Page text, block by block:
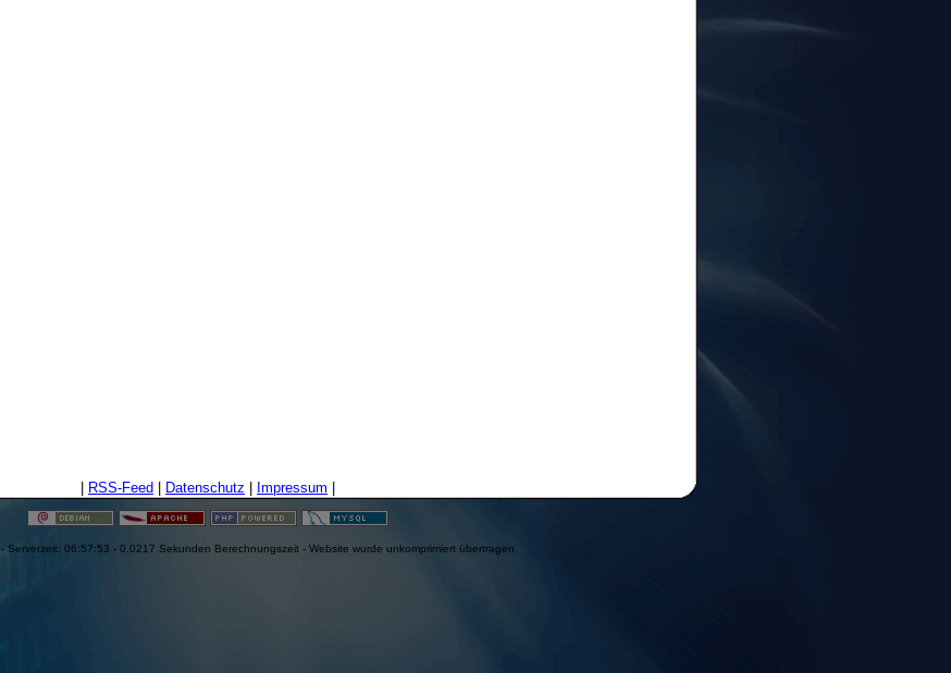
RSS-Feed Datenschutz Impressum
- Serverzeit: 06:57:53 - 0.0217 Sekunden Berechnungszeit - Website wurde unkomprimiert übertragen.